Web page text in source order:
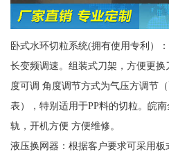
卧式水环切粒系统(拥有使用专利）
长变频调速。组装式刀架，方便更
度可调 角度调节方式为气压方调节
表），特别适用于PP料的切粒。皖
轨，开机方便 方便维修。
液压换网器：根据客户要求可采用